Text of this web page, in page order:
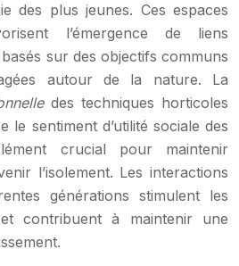
des plus jeunes. Ces espaces
l’émergence de liens
sur des objectifs communs
autour de la nature. La
des techniques horticoles
le sentiment d’utilité sociale des
crucial pour maintenir
l’isolement. Les interactions
générations stimulent les
contribuent à maintenir une